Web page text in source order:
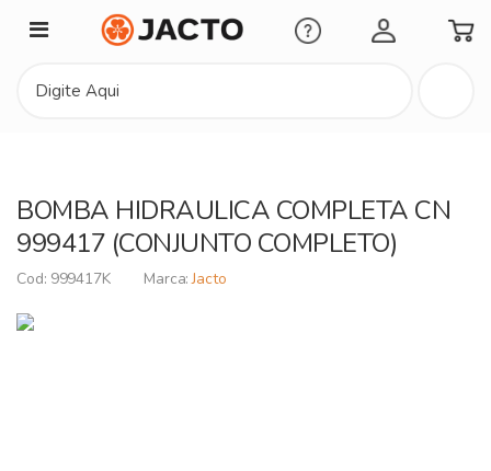
Minha Conta
BOMBA HIDRAULICA COMPLETA CN
999417 (CONJUNTO COMPLETO)
999417K Jacto